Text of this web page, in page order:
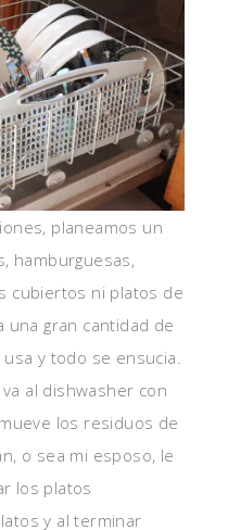
planeamos un
hamburguesas,
cubiertos ni platos de
una gran cantidad de
y todo se ensucia.
al dishwasher con
los residuos de
o sea mi esposo, le
los platos
y al terminar